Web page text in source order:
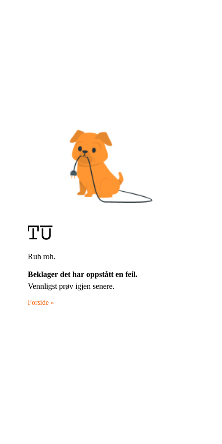
Ruh roh.
Beklager det har oppstått en feil.
Vennligst prøv igjen senere.
Forside »